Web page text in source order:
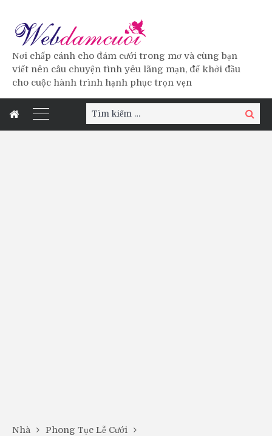
Nơi chấp cánh cho đám cưới trong mơ và cùng bạn
viết nên câu chuyện tình yêu lãng mạn, để khởi đầu
cho cuộc hành trình hạnh phục trọn vẹn
Tìm
kiếm:
Tìm
kiếm
Nhà
Phong Tục Lễ Cưới